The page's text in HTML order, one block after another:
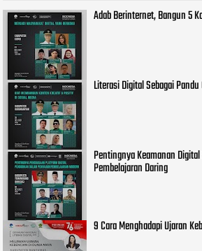
Adab Berinternet, Bangun 5
Literasi Digital Sebagai
Pentingnya Keamanan
Pembelajaran Daring
9 Cara Menghadapi Ujaran